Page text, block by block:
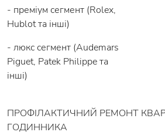
- преміум сегмент (Rolex,
Hublot та інші)
- люкс сегмент (Audemars
Piguet, Patek Philippe та
інші)
ПРОФІЛАКТИЧНИЙ РЕМОНТ
ГОДИННИКА